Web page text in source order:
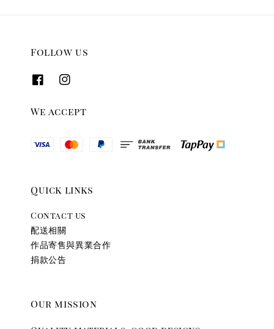
Follow us
We accept
Quick links
Contact us
配送相關
作品寄售與異業合作
捐款公告
Our mission